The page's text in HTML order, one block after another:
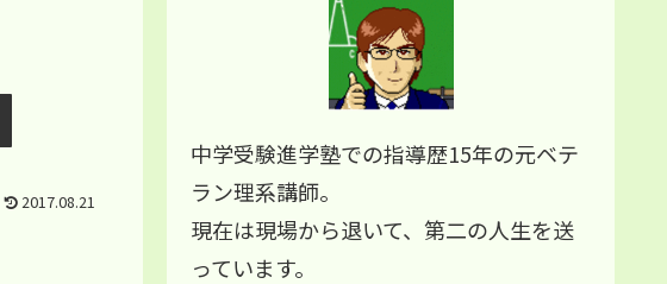
2017.08.21
中学受験進学塾での指導歴15年の元ベテ
ラン理系講師。
現在は現場から退いて、第二の人生を送
っています。